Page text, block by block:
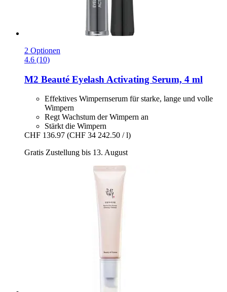
2 Optionen
4.6 (10)
M2 Beauté Eyelash Activating Serum, 4 ml
Effektives Wimpernserum für starke, lange und volle
Wimpern
Regt Wachstum der Wimpern an
Stärkt die Wimpern
CHF 136.97 (CHF 34 242.50 / l)
Gratis Zustellung bis 13. August